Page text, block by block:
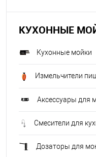
КУХОННЫЕ
Кухонные мойки
Измельчители
Аксессуары для
Смесители для
Дозаторы для